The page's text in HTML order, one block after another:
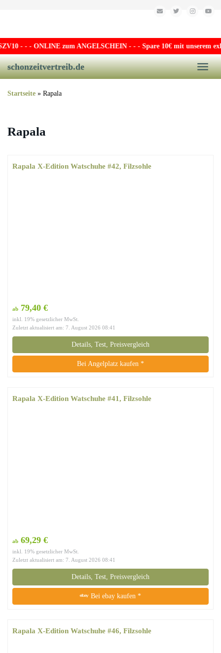
- - - ONLINE zum ANGELSCHEIN - - - Spare 10€ mit unserem
schonzeitvertreib.de
Startseite » Rapala
Rapala
Rapala X-Edition Watschuhe #42, Filzsohle
ab 79,40 €
inkl. 19% gesetzlicher MwSt.
Zuletzt aktualisiert am: 7. August 2026 08:41
Details, Test, Preisvergleich
Bei Angelplatz kaufen *
Rapala X-Edition Watschuhe #41, Filzsohle
ab 69,29 €
inkl. 19% gesetzlicher MwSt.
Zuletzt aktualisiert am: 7. August 2026 08:41
Details, Test, Preisvergleich
Bei ebay kaufen *
Rapala X-Edition Watschuhe #46, Filzsohle